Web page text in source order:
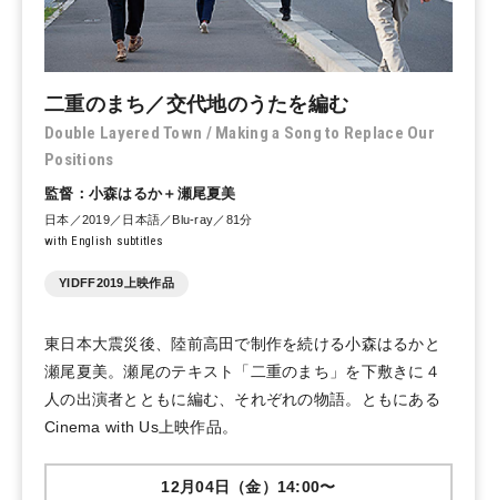
二重のまち／交代地のうたを編む
Double Layered Town / Making a Song to Replace Our
Positions
監督：小森はるか＋瀬尾夏美
日本／2019／日本語／Blu-ray／81分
with English subtitles
YIDFF2019上映作品
東日本大震災後、陸前高田で制作を続ける小森はるかと
瀬尾夏美。瀬尾のテキスト「二重のまち」を下敷きに４
人の出演者とともに編む、それぞれの物語。ともにある
Cinema with Us上映作品。
12月04日（金）14:00〜